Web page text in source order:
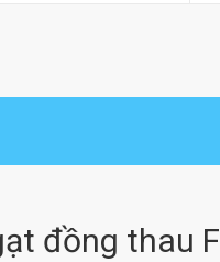
đồng thau